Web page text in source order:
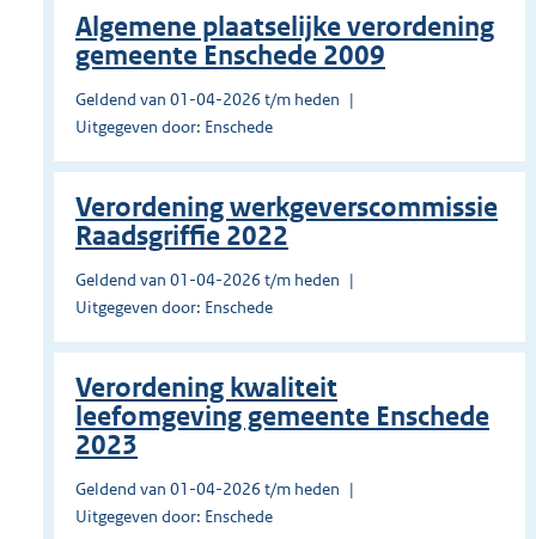
Algemene plaatselijke verordening
gemeente Enschede 2009
Geldend van 01-04-2026 t/m heden
Uitgegeven door: Enschede
Verordening werkgeverscommissie
Raadsgriffie 2022
Geldend van 01-04-2026 t/m heden
Uitgegeven door: Enschede
Verordening kwaliteit
leefomgeving gemeente Enschede
2023
Geldend van 01-04-2026 t/m heden
Uitgegeven door: Enschede